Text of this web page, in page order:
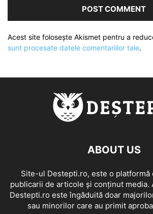
Acest site folosește Akismet pentru a
sunt procesate datele comentariilor tale.
ABOUT US
Site-ul Destepti.ro, este o platformă
publicarii de articole și conținut media.
Destepti.ro este îngăduită doar
sau minorilor care au primit